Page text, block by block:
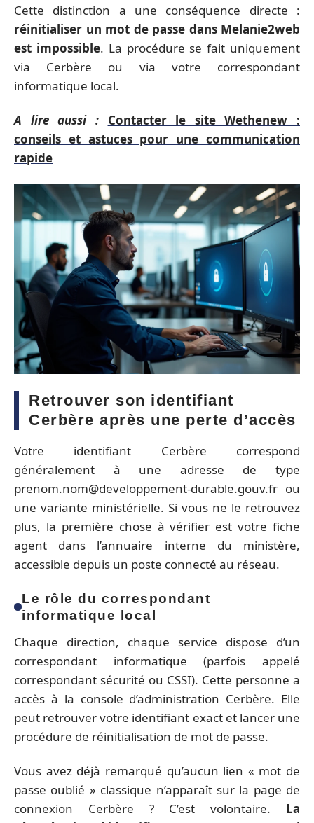
Cette distinction a une conséquence directe :
réinitialiser un mot de passe dans Melanie2web
est impossible. La procédure se fait uniquement
via Cerbère ou via votre correspondant
informatique local.
A lire aussi :
Contacter le site Wethenew :
conseils et astuces pour une communication
rapide
Retrouver son identifiant
Cerbère après une perte d’accès
Votre identifiant Cerbère correspond
généralement à une adresse de type
prenom.nom@developpement-durable.gouv.fr ou
une variante ministérielle. Si vous ne le retrouvez
plus, la première chose à vérifier est votre fiche
agent dans l’annuaire interne du ministère,
accessible depuis un poste connecté au réseau.
Le rôle du correspondant
informatique local
Chaque direction, chaque service dispose d’un
correspondant informatique (parfois appelé
correspondant sécurité ou CSSI). Cette personne a
accès à la console d’administration Cerbère. Elle
peut retrouver votre identifiant exact et lancer une
procédure de réinitialisation de mot de passe.
Vous avez déjà remarqué qu’aucun lien « mot de
passe oublié » classique n’apparaît sur la page de
connexion Cerbère ? C’est volontaire. La